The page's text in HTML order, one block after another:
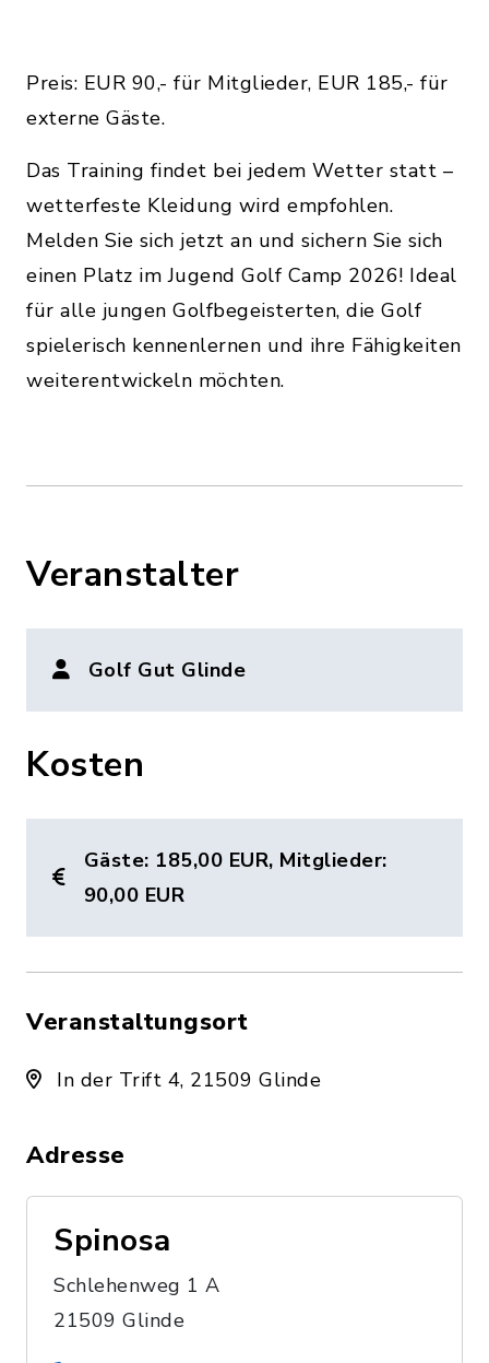
Preis: EUR 90,- für Mitglieder, EUR 185,- für
externe Gäste.
Das Training findet bei jedem Wetter statt –
wetterfeste Kleidung wird empfohlen.
Melden Sie sich jetzt an und sichern Sie sich
einen Platz im Jugend Golf Camp 2026! Ideal
für alle jungen Golfbegeisterten, die Golf
spielerisch kennenlernen und ihre Fähigkeiten
weiterentwickeln möchten.
Veranstalter
Golf Gut Glinde
Kosten
Gäste: 185,00 EUR, Mitglieder:
90,00 EUR
Veranstaltungsort
In der Trift 4, 21509 Glinde
Adresse
Spinosa
Schlehenweg 1 A
21509 Glinde